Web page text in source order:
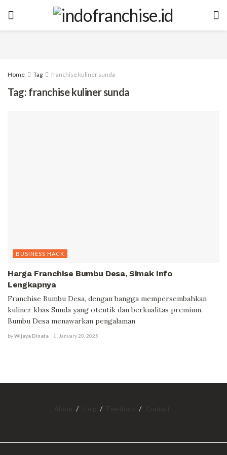
Home Tag franchise kuliner sunda
Tag: franchise kuliner sunda
BUSINESS HACK
Harga Franchise Bumbu Desa, Simak Info
Lengkapnya
Franchise Bumbu Desa, dengan bangga mempersembahkan
kuliner khas Sunda yang otentik dan berkualitas premium.
Bumbu Desa menawarkan pengalaman
byWijaya Dinata January 20, 2025